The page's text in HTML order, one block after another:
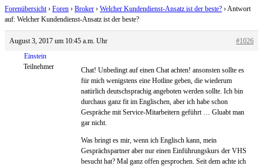
Forenübersicht › Foren › Broker › Welcher Kundendienst-Ansatz ist der beste? ›Antwort
auf: Welcher Kundendienst-Ansatz ist der beste?
August 3, 2017 um 10:45 a.m. Uhr
#1026
Einstein
Teilnehmer
Chat! Unbedingt auf einen Chat achten! ansonsten sollte es
für mich wenigstens eine Hotline geben, die wiederum
natürlich deutschsprachig angeboten werden sollte. Ich bin
durchaus ganz fit im Englischen, aber ich habe schon
Gespräche mit Service-Mitarbeitern geführt … Gluabt man
gar nicht.
Was bringt es mir, wenn ich Englisch kann, mein
Gesprächspartner aber nur einen Einführungskurs der VHS
besucht hat? Mal ganz offen gesprochen. Seit dem achte ich